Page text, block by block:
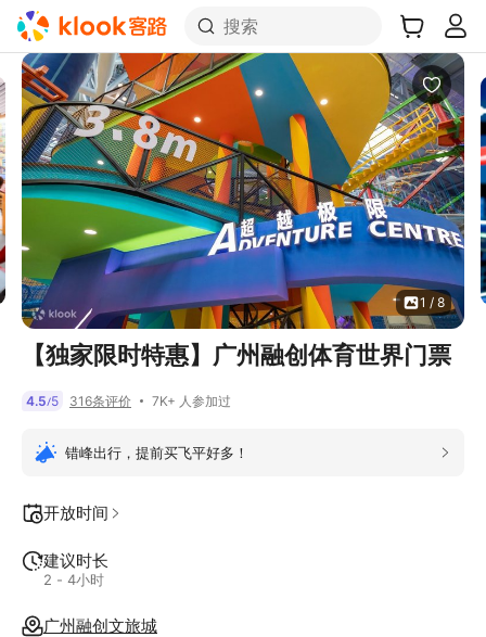
搜索
1 / 8
【独家限时特惠】广州融创体育世界门票
4.5/5 316条评价 7K+ 人参加过
错峰出行，提前买飞平好多！
开放时间
建议时长
2 - 4小时
广州融创文旅城